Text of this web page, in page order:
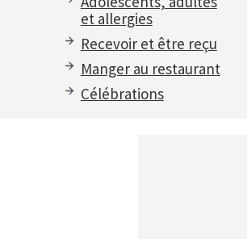
et allergies
Recevoir et être reçu
Manger au restaurant
Célébrations